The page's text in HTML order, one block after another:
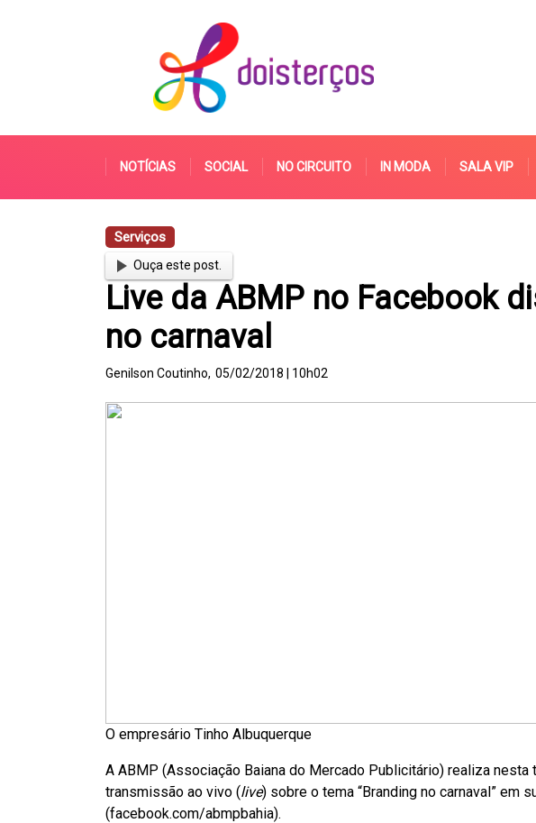
NOTÍCIAS SOCIAL NO CIRCUITO IN MODA SALA VIP
Serviços
Ouça este post.
Live da ABMP no Facebook
no carnaval
Genilson Coutinho, 05/02/2018 | 10h02
O empresário Tinho Albuquerque
A ABMP (Associação Baiana do Mercado Publicitário) realiza nesta
transmissão ao vivo (live) sobre o tema “Branding no carnaval” em
(facebook.com/abmpbahia).